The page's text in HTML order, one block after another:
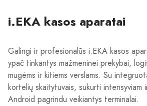
i.EKA kasos aparatai
Galingi ir profesionalūs i.EKA kasos
ypač tinkantys mažmeninei prekybai,
mugėms ir kitiems verslams. Su
kortelių skaitytuvais, sukurti intensyviam
Android pagrindu veikiantys terminalai.